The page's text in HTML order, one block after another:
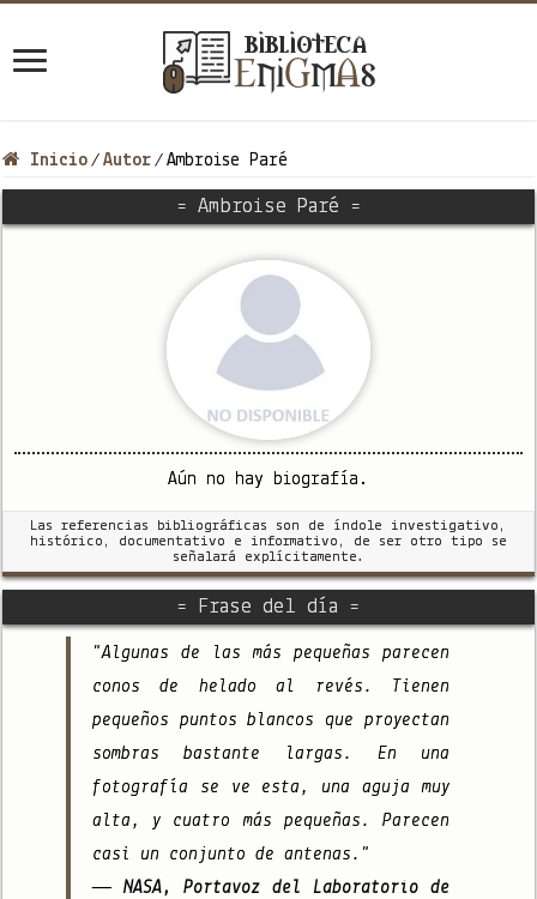
Inicio / Autor / Ambroise Paré
= Ambroise Paré =
Aún no hay biografía.
Las referencias bibliográficas son de índole investigativo,
histórico, documentativo e informativo, de ser otro tipo se
señalará explícitamente.
= Frase del día =
"Algunas de las más pequeñas parecen
conos de helado al revés. Tienen
pequeños puntos blancos que proyectan
sombras bastante largas. En una
fotografía se ve esta, una aguja muy
alta, y cuatro más pequeñas. Parecen
casi un conjunto de antenas."
— NASA, Portavoz del Laboratorio de